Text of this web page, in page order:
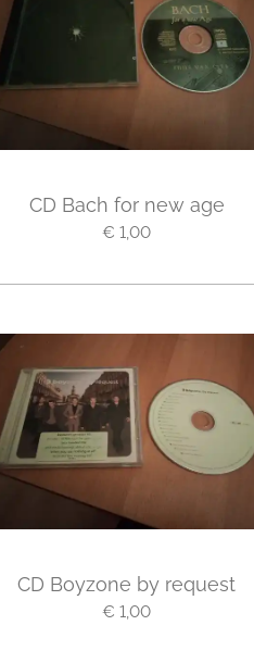
CD Bach for new age
€ 1,00
CD Boyzone by request
€ 1,00